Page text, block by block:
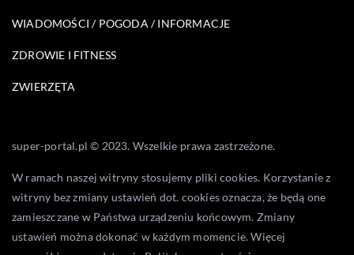
WIADOMOŚCI / POGODA / INFORMACJE
ZDROWIE I FITNESS
ZWIERZĘTA
super-portal.pl © 2023. Wszelkie prawa zastrzeżone.
W ramach naszej witryny stosujemy pliki cookies. Korzystanie z
witryny bez zmiany ustawień dot. cookies oznacza, że będą one
zamieszczane w Państwa urządzeniu końcowym. Zmiany
ustawień można dokonać w każdym momencie. Więcej